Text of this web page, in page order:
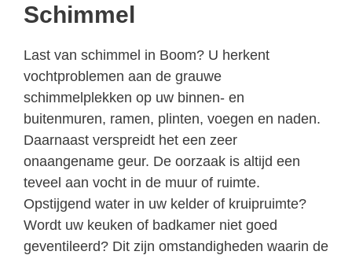
Schimmel
Last van schimmel in Boom? U herkent
vochtproblemen aan de grauwe
schimmelplekken op uw binnen- en
buitenmuren, ramen, plinten, voegen en naden.
Daarnaast verspreidt het een zeer
onaangename geur. De oorzaak is altijd een
teveel aan vocht in de muur of ruimte.
Opstijgend water in uw kelder of kruipruimte?
Wordt uw keuken of badkamer niet goed
geventileerd? Dit zijn omstandigheden waarin de